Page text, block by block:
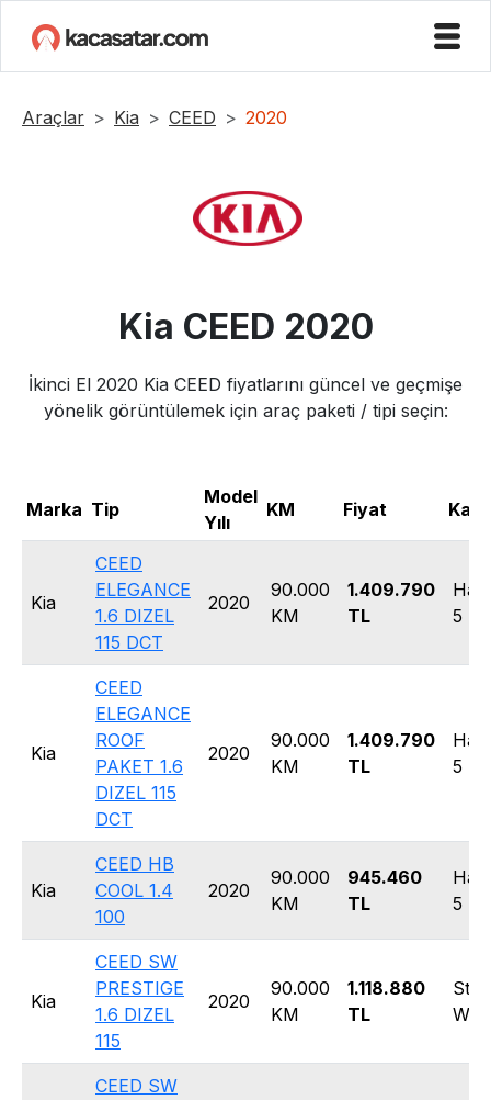
Araçlar Kia CEED 2020
Kia CEED 2020
İkinci El 2020 Kia CEED fiyatlarını güncel ve geçmişe
yönelik görüntülemek için araç paketi / tipi seçin:
Marka Tip
Model
Yılı
KM Fiyat
Kia
CEED
ELEGANCE
1.6 DIZEL
115 DCT
2020
90.000
KM
1.409.790
TL
5
Kia
CEED
ELEGANCE
ROOF
PAKET 1.6
DIZEL 115
DCT
2020
90.000
KM
1.409.790
TL
5
Kia
CEED HB
COOL 1.4
100
2020
90.000
KM
945.460
TL
5
Kia
CEED SW
PRESTIGE
1.6 DIZEL
115
2020
90.000
KM
1.118.880
TL
CEED SW